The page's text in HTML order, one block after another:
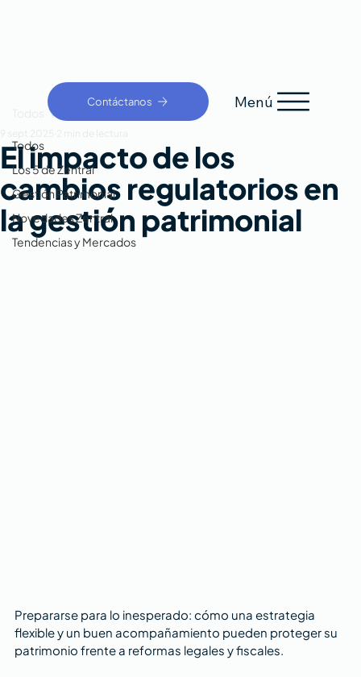
Contáctanos Menú
Todos
Los 5 de Zentral
Gestión Patrimonial
Novedades Zentral
Tendencias y Mercados
El impacto de los
cambios regulatorios en
la gestión patrimonial
Prepararse para lo inesperado: cómo una estrategia
flexible y un buen acompañamiento pueden proteger su
patrimonio frente a reformas legales y fiscales.